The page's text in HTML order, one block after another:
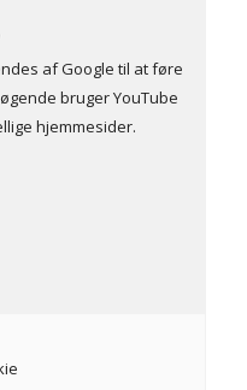
af Google til at føre
bruger YouTube
hjemmesider.